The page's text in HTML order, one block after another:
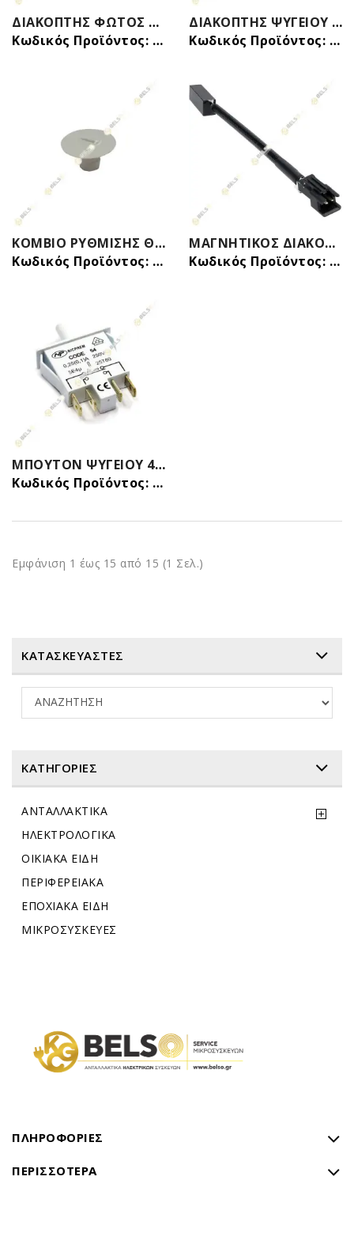
ΔΙΑΚΟΠΤΗΣ ΦΩΤΟΣ ΨΥΓΕΙΟΥ 4 ΕΠΑΦΩΝ II SAMSUNG DAEWOO LG SHARP 4201280100 DA34-10122D
Κωδικός Προϊόντος: 24204201
ΔΙΑΚΟΠΤΗΣ ΨΥΓΕΙΟΥ ΜΑΓΝΗΤΙΚΟΣ ΦΩΤΟΣ SIEMENS BOSCH 10011885
Κωδικός Προϊόντος: 24206415
ΚΟΜΒΙΟ ΡΥΘΜΙΣΗΣ ΘΕΡΜΟΣΤΑΤΗ ΨΥΓΕΙΟΥ LIEBHERR 742426200
Κωδικός Προϊόντος: 81209711
ΜΑΓΝΗΤΙΚΟΣ ΔΙΑΚΟΠΤΗΣ ΠΟΡΤΑΣ ΨΥΓΕΙΟΥ HISENSE/GORENJE HK1468523
Κωδικός Προϊόντος: 24201401
ΜΠΟΥΤΟΝ ΨΥΓΕΙΟΥ 4 ΕΠΑΦΩΝ (ΦΩΤΟΣ-ΑΝΕΜΙΣΤΗΡΑ) SIEMENS WHIRLPOOL ΓΕΝΙΚΗΣ ΧΡΗΣΗΣ 00171524 4220130185
Κωδικός Προϊόντος: 24206410
Εμφάνιση 1 έως 15 από 15 (1 Σελ.)
ΚΑΤΑΣΚΕΥΑΣΤΕΣ
ΚΑΤΗΓΟΡΊΕΣ
ΑΝΤΑΛΛΑΚΤΙΚΑ
ΗΛΕΚΤΡΟΛΟΓΙΚΑ
ΟΙΚΙΑΚΑ ΕΙΔΗ
ΠΕΡΙΦΕΡΕΙΑΚΑ
ΕΠΟΧΙΑΚΑ ΕΙΔΗ
ΜΙΚΡΟΣΥΣΚΕΥΕΣ
ΠΛΗΡΟΦΟΡΊΕΣ
ΠΕΡΙΣΣΌΤΕΡΑ